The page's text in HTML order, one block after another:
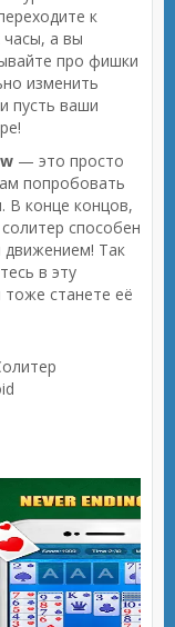
к
а вы
про фишки
изменить
пусть ваши
— это просто
попробовать
В конце концов,
способен
Так
в эту
станете её